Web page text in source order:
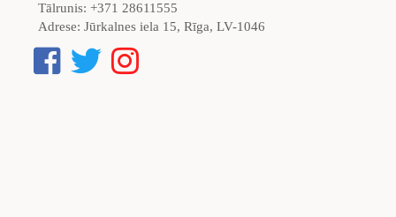
Tālrunis: +371 28611555
Adrese: Jūrkalnes iela 15, Rīga, LV-1046